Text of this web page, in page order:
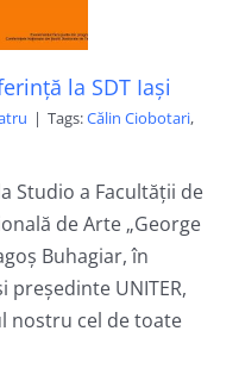
la SDT Iași
| Tags:Călin Ciobotari,
Studio a Facultății de
de Arte „George
Buhagiar, în
președinte UNITER,
nostru cel de toate